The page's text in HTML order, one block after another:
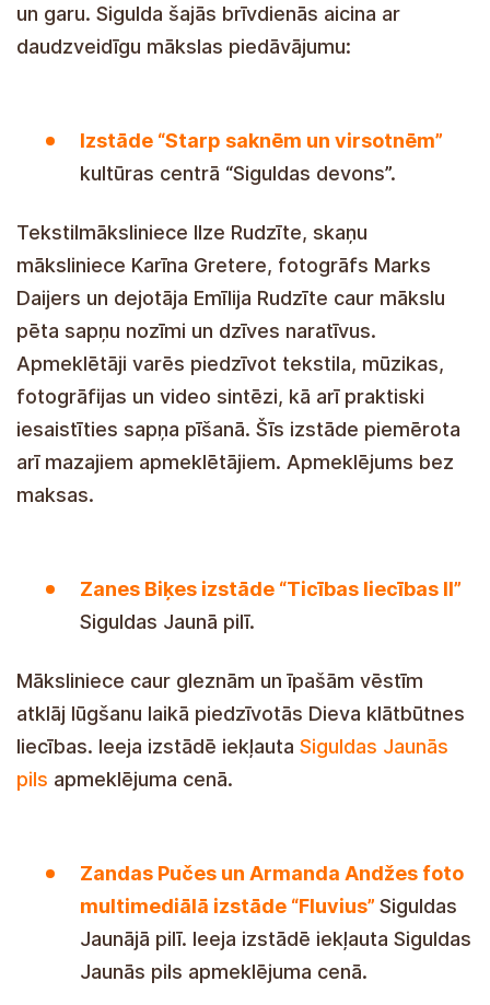
un garu. Sigulda šajās brīvdienās aicina ar
daudzveidīgu mākslas piedāvājumu:
Izstāde “Starp saknēm un virsotnēm”
kultūras centrā “Siguldas devons”.
Tekstilmāksliniece Ilze Rudzīte, skaņu
māksliniece Karīna Gretere, fotogrāfs Marks
Daijers un dejotāja Emīlija Rudzīte caur mākslu
pēta sapņu nozīmi un dzīves naratīvus.
Apmeklētāji varēs piedzīvot tekstila, mūzikas,
fotogrāfijas un video sintēzi, kā arī praktiski
iesaistīties sapņa pīšanā. Šīs izstāde piemērota
arī mazajiem apmeklētājiem. Apmeklējums bez
maksas.
Zanes Biķes izstāde “Ticības liecības II”
Siguldas Jaunā pilī.
Māksliniece caur gleznām un īpašām vēstīm
atklāj lūgšanu laikā piedzīvotās Dieva klātbūtnes
liecības. Ieeja izstādē iekļauta Siguldas Jaunās
pils apmeklējuma cenā.
Zandas Pučes un Armanda Andžes foto
multimediālā izstāde “Fluvius” Siguldas
Jaunājā pilī. Ieeja izstādē iekļauta Siguldas
Jaunās pils apmeklējuma cenā.